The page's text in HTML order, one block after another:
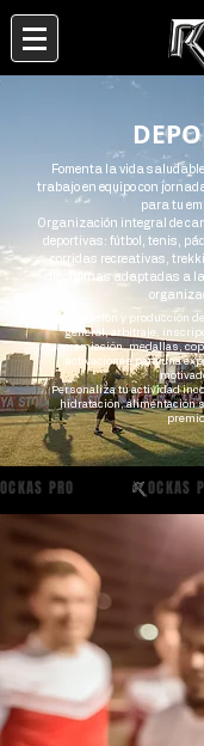
Fomenta la vida
trabajo en equipo con
para tu
Organización integral de
deportivas: fútbol, tenis,
corridas recreativas,
disciplinas adaptadas a
Animación y producción
general, arbitraje,
premiación, medallas,
activaciones para una
Personaliza tu actividad
hidratación, alimentación
OCKAS PRO